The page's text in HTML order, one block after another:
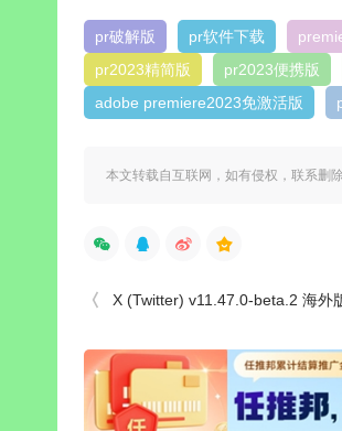
pr破解版 pr软件下载
pr2023精简版
pr2023便携版
adobe premiere2023免激活版
本文转载自互联网，如有侵权，联系删除
X (Twitter) v11.47.0-beta.2 海外